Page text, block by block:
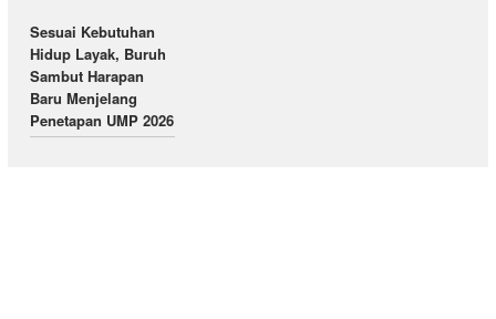
Sesuai Kebutuhan
Hidup Layak, Buruh
Sambut Harapan
Baru Menjelang
Penetapan UMP 2026